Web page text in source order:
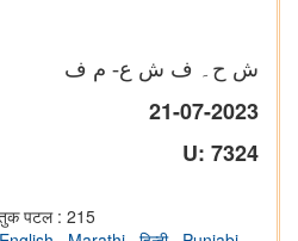
ش ح۔ ف ش ع- م ف
21-07-2023
U: 7324
पटल : 215